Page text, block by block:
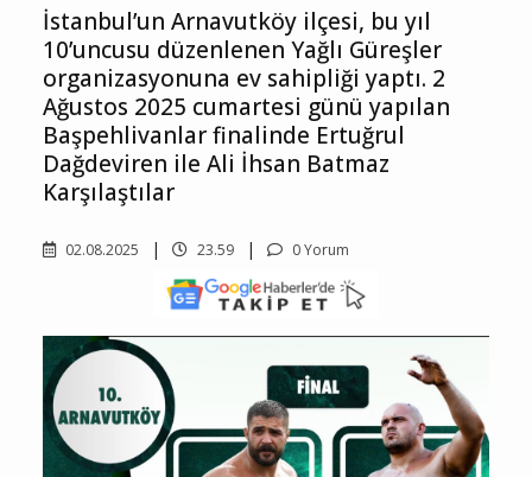
İstanbul’un Arnavutköy ilçesi, bu yıl
10’uncusu düzenlenen Yağlı Güreşler
organizasyonuna ev sahipliği yaptı. 2
Ağustos 2025 cumartesi günü yapılan
Başpehlivanlar finalinde Ertuğrul
Dağdeviren ile Ali İhsan Batmaz
Karşılaştılar
02.08.2025 23.59 0 Yorum